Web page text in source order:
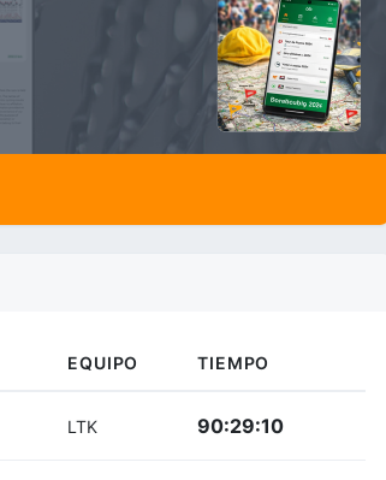
EQUIPO TIEMPO
LTK 90:29:10